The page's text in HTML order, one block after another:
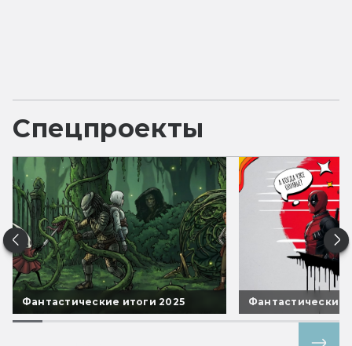
Спецпроекты
Фантастические итоги 2025 Фантастические